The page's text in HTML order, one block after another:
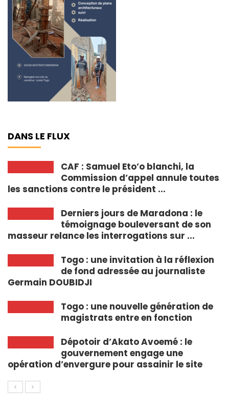
DANS LE FLUX
CAF : Samuel Eto’o blanchi, la
Commission d’appel annule toutes
les sanctions contre le président ...
Derniers jours de Maradona : le
témoignage bouleversant de son
masseur relance les interrogations sur ...
Togo : une invitation à la réflexion
de fond adressée au journaliste
Germain DOUBIDJI
Togo : une nouvelle génération de
magistrats entre en fonction
Dépotoir d’Akato Avoemé : le
gouvernement engage une
opération d’envergure pour assainir le site